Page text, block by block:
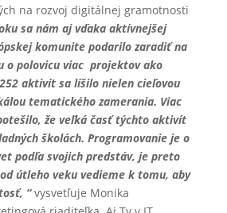
na rozvoj digitálnej gramotnosti
sa nám aj vďaka aktívnejšej
komunite podarilo zaradiťna
o polovicu viac projektov ako
aktivít sa líšilo nielen cieľovou
tematického zamerania. Viac
že veľká časťtýchto aktivít
školách. Programovanie je o
podľa svojich predstáv, je preto
útleho veku vedieme k tomu, aby
ť, “vysvetľuje Monika